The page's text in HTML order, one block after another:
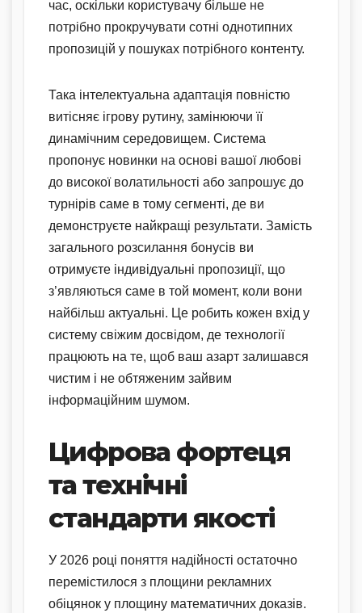
час, оскільки користувачу більше не
потрібно прокручувати сотні однотипних
пропозицій у пошуках потрібного контенту.
Така інтелектуальна адаптація повністю
витісняє ігрову рутину, замінюючи її
динамічним середовищем. Система
пропонує новинки на основі вашої любові
до високої волатильності або запрошує до
турнірів саме в тому сегменті, де ви
демонструєте найкращі результати. Замість
загального розсилання бонусів ви
отримуєте індивідуальні пропозиції, що
з’являються саме в той момент, коли вони
найбільш актуальні. Це робить кожен вхід у
систему свіжим досвідом, де технології
працюють на те, щоб ваш азарт залишався
чистим і не обтяженим зайвим
інформаційним шумом.
Цифрова фортеця
та технічні
стандарти якості
У 2026 році поняття надійності остаточно
перемістилося з площини рекламних
обіцянок у площину математичних доказів.